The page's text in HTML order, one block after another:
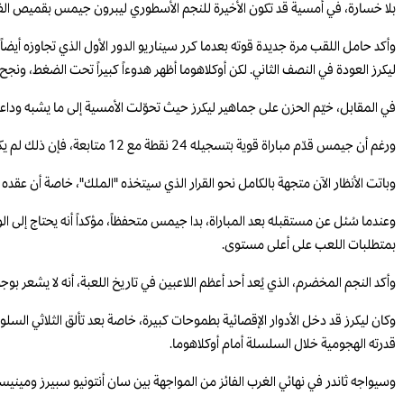
بلا خسارة، في أمسية قد تكون الأخيرة للنجم الأسطوري ليبرون جيمس بقميص
ليكرز العودة في النصف الثاني. لكن أوكلاهوما أظهر هدوءاً كبيراً تحت الضغط،
في المقابل، خيّم الحزن على جماهير ليكرز حيث تحوّلت الأمسية إلى ما يشبه
ورغم أن جيمس قدّم مباراة قوية بتسجيله 24 نقطة مع 12 متابعة، فإن ذلك لم يكن كافياً لتفادي الإقصاء، في موسم انتهى بصورة مخيبة لفريق كان يأمل المنافسة الجدية على اللقب بعد نتائجه القوية في نهاية الموسم المنتظم.
وباتت الأنظار الآن متجهة بالكامل نحو القرار الذي سيتخذه "الملك"، خاصة أن
وعندما سُئل عن مستقبله بعد المباراة، بدا جيمس متحفظاً، مؤكداً أنه يحتاج إلى
بمتطلبات اللعب على أعلى مستوى.
وأكد النجم المخضرم، الذي يُعد أحد أعظم اللاعبين في تاريخ اللعبة، أنه لا يشعر
وكان ليكرز قد دخل الأدوار الإقصائية بطموحات كبيرة، خاصة بعد تألق
قدرته الهجومية خلال السلسلة أمام أوكلاهوما.
وسيواجه ثاندر في نهائي الغرب الفائز من المواجهة بين سان أنتونيو سبيرز